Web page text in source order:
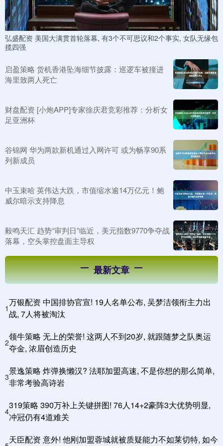
弘盛配资 美国大满贯首轮落幕, 有3个不可思议和2个事实, 女队无缘包
揽四强
启盈策略 货机香港坠海细节披露：巡逻车被撞进
海里致两人死亡
财盘配资 [小炮APP]专家徐庆君竞彩推荐：分析女
足亚洲杯
谷锦网 华为两款新机通过入网许可 或为畅享90系
列新成员
中玉束哈 英伟达大跌，市值缩水逾14万亿元！鲍
威尔暗示支持降息
毅鸣天汇 趋势“审判日”临近，美元指数9770争夺战
落幕，空头掌控盘面主导权
最新文章
1
万银配资 中国排协官宣! 19人名单公布, 吴梦洁领衔主力出
战, 7人将被淘汰
2
领牛策略 无上的荣誉! 这两人不到20岁, 就跟随梦之队奥运
夺金, 浓眉创造历史
3
景逸策略 炸弹换懒汉? 法耶加盟高速, 不是你想的那么简单,
非常考验高诗岩
4
319策略 390万补上关键拼图! 76人14+2豪阵3大优势明显,
冲冠仍有4道难关
天臣配资 意外! 他刚加盟蓉城就被质疑能力不如莱切特, 如今